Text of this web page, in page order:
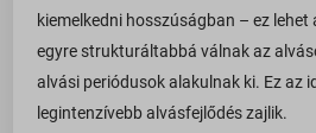
kiemelkedni hosszúságban – ez lehet
egyre strukturáltabbá válnak az
alvási periódusok alakulnak ki. Ez az
legintenzívebb alvásfejlődés zajlik.